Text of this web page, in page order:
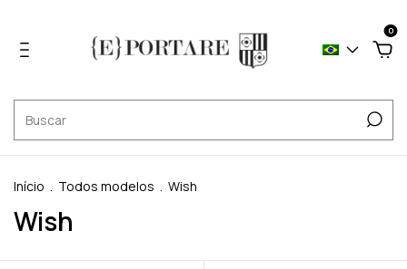
0
Início . Todos modelos . Wish
Wish